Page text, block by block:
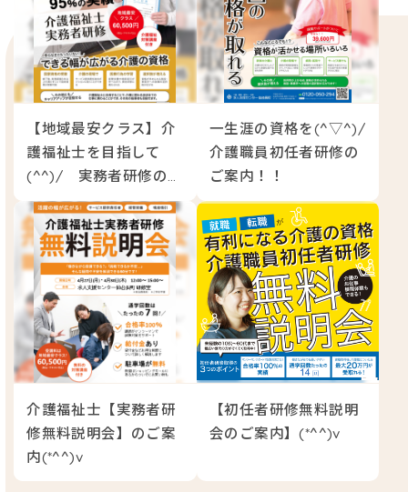
【地域最安クラス】介
護福祉士を目指して
(^^)/ 実務者研修のご
案内♪
一生涯の資格を(^▽^)/
介護職員初任者研修の
ご案内！！
介護福祉士【実務者研
修無料説明会】のご案
内(*^^)v
【初任者研修無料説明
会のご案内】(*^^)v